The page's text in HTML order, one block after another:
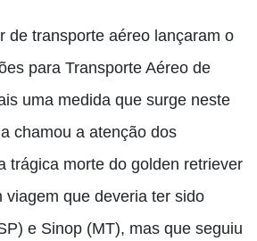
de transporte aéreo lançaram o
para Transporte Aéreo de
uma medida que surge neste
chamou a atenção dos
trágica morte do golden retriever
viagem que deveria ter sido
e Sinop (MT), mas que seguiu